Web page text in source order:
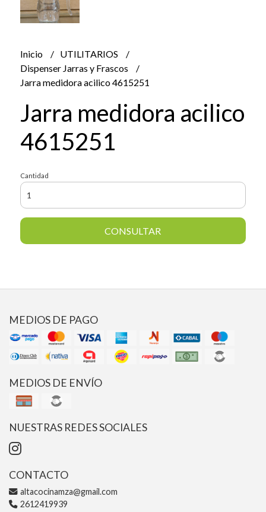
Inicio
UTILITARIOS
Dispenser Jarras y Frascos
Jarra medidora acilico 4615251
Jarra medidora acilico
4615251
Cantidad
CONSULTAR
MEDIOS DE PAGO
MEDIOS DE ENVÍO
NUESTRAS REDES SOCIALES
CONTACTO
altacocinamza@gmail.com
2612419939